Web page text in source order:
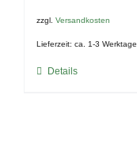
zzgl. Versandkosten
Lieferzeit: ca. 1-3 Werktage
Details